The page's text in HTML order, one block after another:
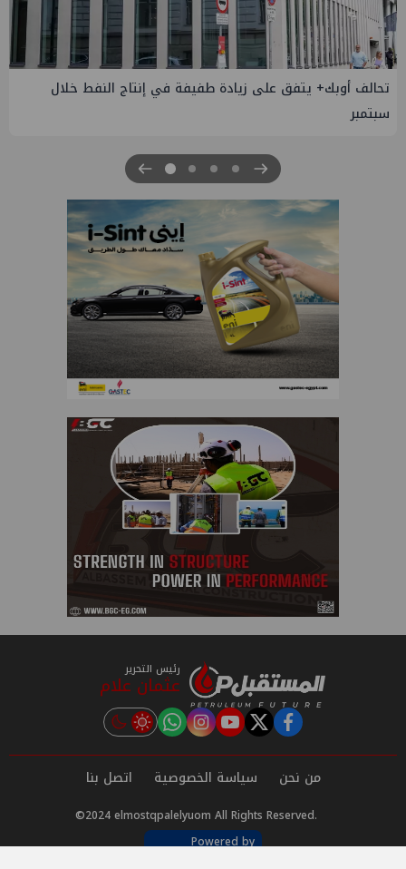
إسدال الستار على النسخة الثانية من "منتدى مصر للطاقة
والصناعة 2026" بنجاح
رئيس التحرير
عثمان علام
facebook
twitter
youtube
instagram
tiktok
من نحن سياسة الخصوصية اتصل بنا
©2024 elmostqpalelyuom All Rights Reserved.
Powered by